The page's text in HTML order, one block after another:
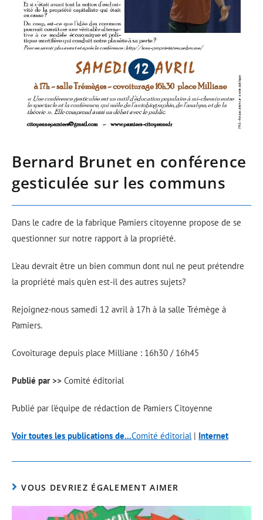
Bernard Brunet en conférence
gesticulée sur les communs
Dans le cadre de la fabrique Pamiers citoyenne propose de se
questionner sur notre rapport à la propriété.
L’eau devrait être un bien commun dont nul ne peut prétendre
la propriété mais qu’en est-il des autres sujets?
Rejoignez-nous samedi 12 avril à 17h à la salle Trémège à
Pamiers.
Covoiturage depuis place Milliane : 16h30 / 16h45
Publié par >> Comité éditorial
Publié par l'équipe de rédaction de Pamiers Citoyenne
Voir toutes les publications de...Comité éditorial | Internet
VOUS DEVRIEZ ÉGALEMENT AIMER